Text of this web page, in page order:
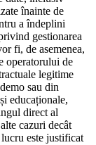
înainte de
a îndeplini
gestionarea
fi, de asemenea,
operatorului de
legitime
sau din
educaționale,
direct al
cazuri decât
este justificat